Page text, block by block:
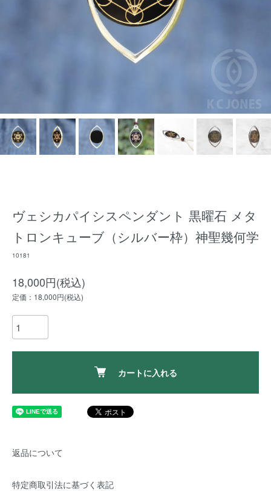
ヴェシカパイシスペンダント 黒曜石 メタ
トロンキューブ（シルバー枠）神聖幾何学
10181
18,000円(税込)
定価：18,000円(税込)
カートに入れる
返品について
特定商取引法に基づく表記